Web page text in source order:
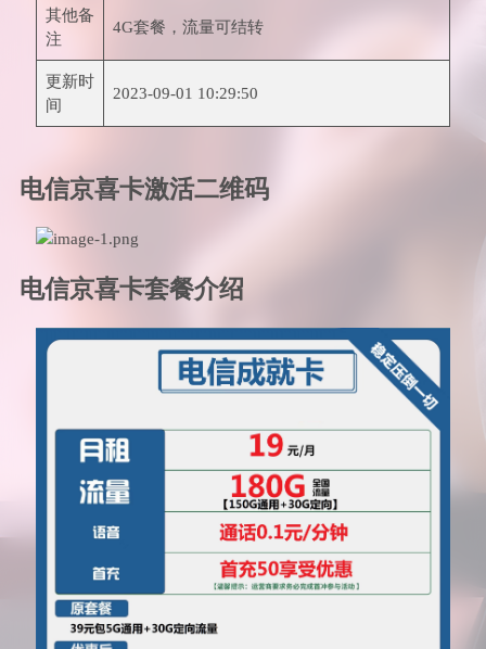
其他备
注
4G套餐，流量可结转
更新时
间
2023-09-01 10:29:50
电信京喜卡激活二维码
电信京喜卡套餐介绍